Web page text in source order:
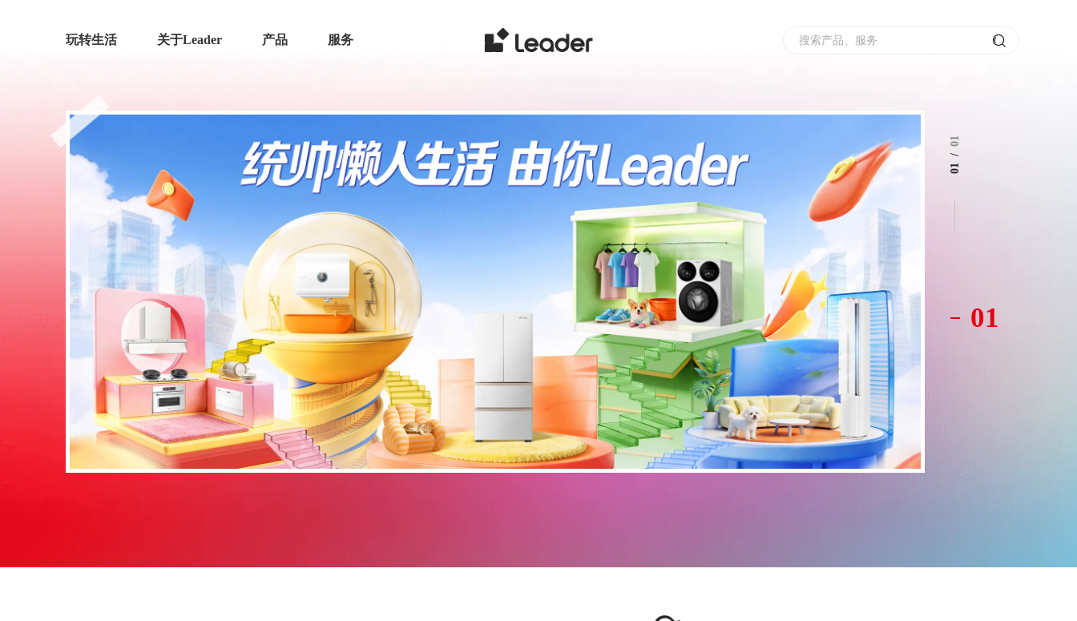
搜索产品、服务
玩转生活 关于Leader 产品 服务
01
/
01
01